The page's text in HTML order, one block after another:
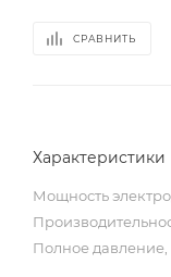
СРАВНИТЬ
Характеристики
Мощность
Полное